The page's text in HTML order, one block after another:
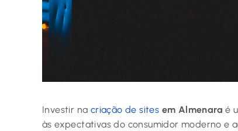
Investir na criação de sites em Almenara é
às expectativas do consumidor moderno e